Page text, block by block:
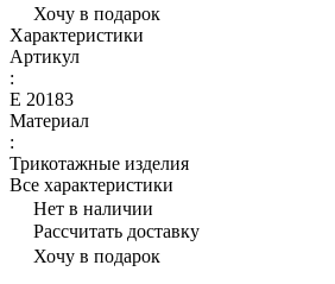
Хочу в подарок
Характеристики
Артикул
:
Е 20183
Материал
:
Трикотажные изделия
Все характеристики
Нет в наличии
Рассчитать доставку
Хочу в подарок